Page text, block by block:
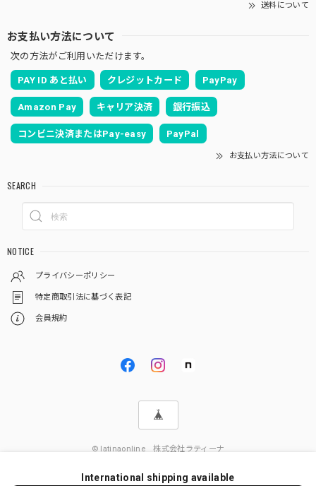
送料について
お支払い方法について
次の方法がご利用いただけます。
PAY ID あと払い クレジットカード PayPay
Amazon Pay キャリア決済 銀行振込
コンビニ決済またはPay-easy PayPal
お支払い方法について
SEARCH
NOTICE
プライバシーポリシー
特定商取引法に基づく表記
会員規約
© latinaonline 株式会社ラティーナ
International shipping available